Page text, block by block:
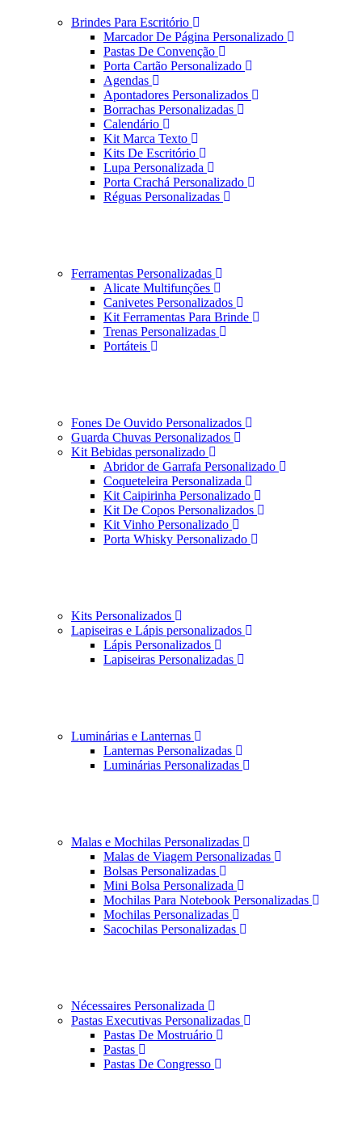
Brindes Para Escritório
Marcador De Página Personalizado
Pastas De Convenção
Porta Cartão Personalizado
Agendas
Apontadores Personalizados
Borrachas Personalizadas
Calendário
Kit Marca Texto
Kits De Escritório
Lupa Personalizada
Porta Crachá Personalizado
Réguas Personalizadas
Ferramentas Personalizadas
Alicate Multifunções
Canivetes Personalizados
Kit Ferramentas Para Brinde
Trenas Personalizadas
Portáteis
Fones De Ouvido Personalizados
Guarda Chuvas Personalizados
Kit Bebidas personalizado
Abridor de Garrafa Personalizado
Coqueteleira Personalizada
Kit Caipirinha Personalizado
Kit De Copos Personalizados
Kit Vinho Personalizado
Porta Whisky Personalizado
Kits Personalizados
Lapiseiras e Lápis personalizados
Lápis Personalizados
Lapiseiras Personalizadas
Luminárias e Lanternas
Lanternas Personalizadas
Luminárias Personalizadas
Malas e Mochilas Personalizadas
Malas de Viagem Personalizadas
Bolsas Personalizadas
Mini Bolsa Personalizada
Mochilas Para Notebook Personalizadas
Mochilas Personalizadas
Sacochilas Personalizadas
Nécessaires Personalizada
Pastas Executivas Personalizadas
Pastas De Mostruário
Pastas
Pastas De Congresso